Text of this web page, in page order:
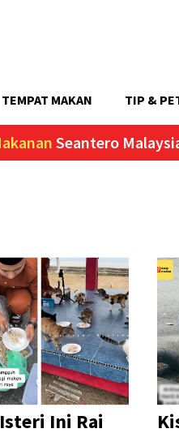
TEMPAT MAKAN TIP &
Seantero
Ini Rai